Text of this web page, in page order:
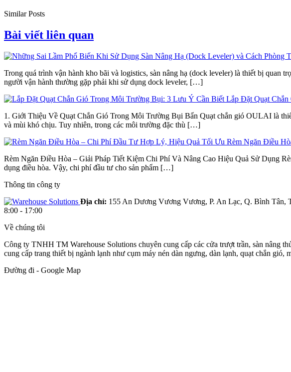
Similar Posts
Bài viết liên quan
Trong quá trình vận hành kho bãi và logistics, sàn nâng hạ (dock leveler) là thiết bị quan
người vận hành thường gặp phải khi sử dụng dock leveler, […]
Lắp Đặt Quạt
1. Giới Thiệu Về Quạt Chắn Gió Trong Môi Trường Bụi Bẩn Quạt chắn gió OULAI là
và mùi khó chịu. Tuy nhiên, trong các môi trường đặc thù […]
Rèm Ngăn Điều
Rèm Ngăn Điều Hòa – Giải Pháp Tiết Kiệm Chi Phí Và Nâng Cao Hiệu Quả Sử Dụng
dụng điều hòa. Vậy, chi phí đầu tư cho sản phẩm […]
Thông tin công ty
Địa chỉ: 155 An Dương Vương Vương, P. An Lạc, Q. Bình Tân,
8:00 - 17:00
Về chúng tôi
Công ty TNHH TM Warehouse Solutions chuyên cung cấp các cửa trượt trần, sàn nâng
cung cấp trang thiết bị ngành lạnh như cụm máy nén dàn ngưng, dàn lạnh, quạt chắn
Đường đi - Google Map